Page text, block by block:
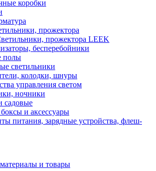
коробки
прожектора
прожектора LEEK
бесперебойники
полы
светильники
колодки, шнуры
управления светом
ночники
садовые
и аксессуары
питания, зарядные устройства, флеш-
и товары